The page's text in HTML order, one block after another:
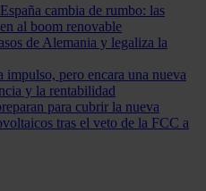
cambia de rumbo: las
al boom renovable
de Alemania y legaliza la
impulso, pero encara una nueva
y la rentabilidad
para cubrir la nueva
tras el veto de la FCC a